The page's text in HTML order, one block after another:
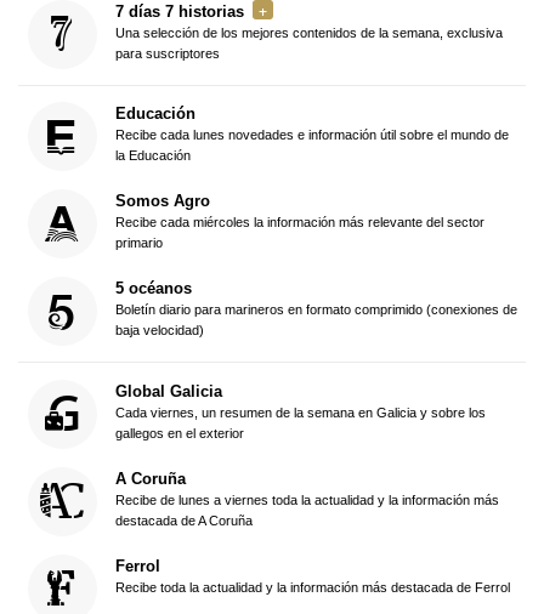
7 días 7 historias
Una selección de los mejores contenidos de la semana, exclusiva
para suscriptores
Educación
Recibe cada lunes novedades e información útil sobre el mundo de
la Educación
Somos Agro
Recibe cada miércoles la información más relevante del sector
primario
5 océanos
Boletín diario para marineros en formato comprimido (conexiones de
baja velocidad)
Global Galicia
Cada viernes, un resumen de la semana en Galicia y sobre los
gallegos en el exterior
A Coruña
Recibe de lunes a viernes toda la actualidad y la información más
destacada de A Coruña
Ferrol
Recibe toda la actualidad y la información más destacada de Ferrol